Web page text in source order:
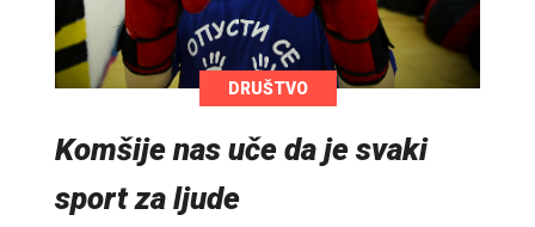
DRUŠTVO
Komšije nas uče da je svaki
sport za ljude